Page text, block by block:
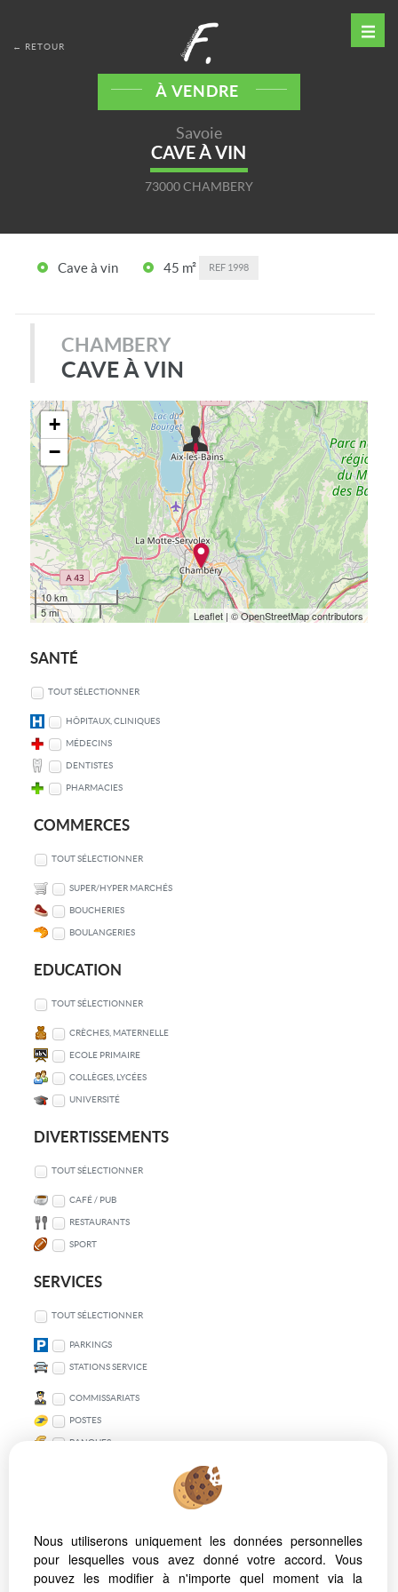
← RETOUR
À VENDRE
Savoie
CAVE À VIN
73000 CHAMBERY
Cave à vin 45 m² REF 1998
CHAMBERY
CAVE À VIN
+
−
10 km
5 mi
Leaflet| © OpenStreetMap contributors
SANTÉ
TOUT SÉLECTIONNER
HÔPITAUX, CLINIQUES
MÉDECINS
DENTISTES
PHARMACIES
COMMERCES
TOUT SÉLECTIONNER
SUPER/HYPER MARCHÉS
BOUCHERIES
BOULANGERIES
EDUCATION
TOUT SÉLECTIONNER
CRÈCHES, MATERNELLE
ECOLE PRIMAIRE
COLLÈGES, LYCÉES
UNIVERSITÉ
DIVERTISSEMENTS
TOUT SÉLECTIONNER
CAFÉ / PUB
RESTAURANTS
SPORT
SERVICES
TOUT SÉLECTIONNER
PARKINGS
STATIONS SERVICE
COMMISSARIATS
POSTES
BANQUES
TRANSPORT EN COMMUN
VÉLO
MÉTRO
Nous utiliserons uniquement les données personnelles
pour lesquelles vous avez donné votre accord. Vous
pouvez les modifier à n'importe quel moment via la